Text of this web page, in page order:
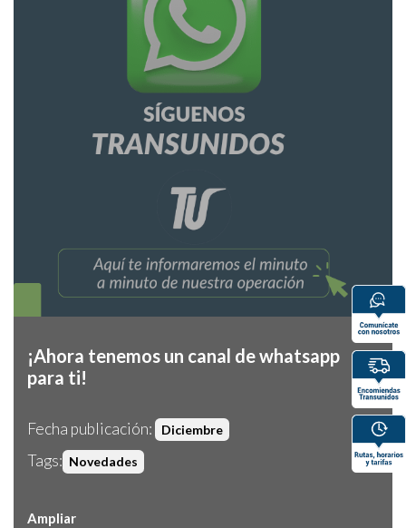
¡Ahora tenemos un canal de whatsapp
para ti!
Fecha publicación: Diciembre
Tags: Novedades
Ampliar